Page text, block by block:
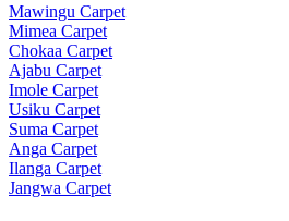
Mawingu Carpet
Mimea Carpet
Chokaa Carpet
Ajabu Carpet
Imole Carpet
Usiku Carpet
Suma Carpet
Anga Carpet
Ilanga Carpet
Jangwa Carpet